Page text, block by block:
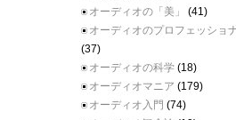
オーディオの「美」
(41)
オーディオのプロフェッショ
(37)
オーディオの科学 (18)
オーディオマニア (179)
オーディオ入門 (74)